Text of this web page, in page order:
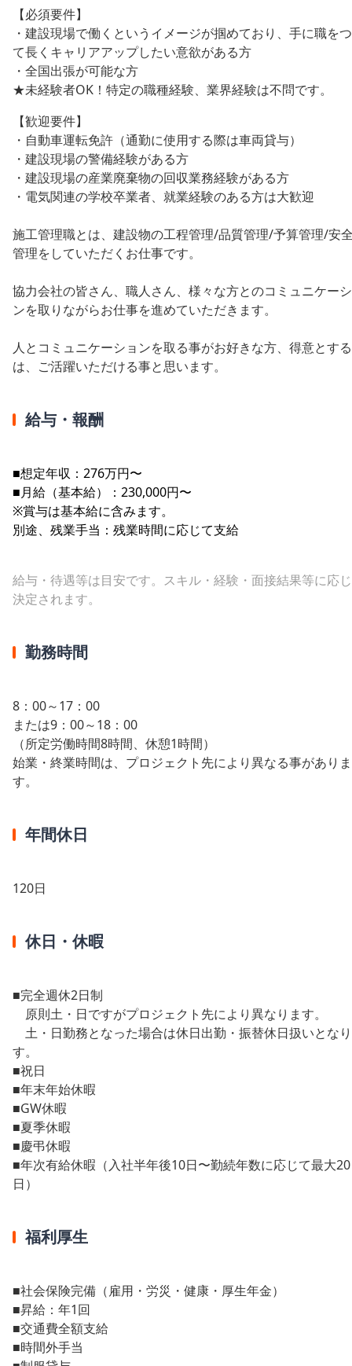
【必須要件】
・建設現場で働くというイメージが掴めており、手に職を
て長くキャリアアップしたい意欲がある方
・全国出張が可能な方
★未経験者OK！特定の職種経験、業界経験は不問です。
【歓迎要件】
・自動車運転免許（通勤に使用する際は車両貸与）
・建設現場の警備経験がある方
・建設現場の産業廃棄物の回収業務経験がある方
・電気関連の学校卒業者、就業経験のある方は大歓迎
施工管理職とは、建設物の工程管理/品質管理/予算管理/安
管理をしていただくお仕事です。
協力会社の皆さん、職人さん、様々な方とのコミュニケー
ンを取りながらお仕事を進めていただきます。
人とコミュニケーションを取る事がお好きな方、得意とす
は、ご活躍いただける事と思います。
給与・報酬
■想定年収：276万円〜
■月給（基本給）：230,000円〜
※賞与は基本給に含みます。
別途、残業手当：残業時間に応じて支給
給与・待遇等は目安です。スキル・経験・面接結果等に応
決定されます。
勤務時間
8：00～17：00
または9：00～18：00
（所定労働時間8時間、休憩1時間）
始業・終業時間は、プロジェクト先により異なる事がありま
す。
年間休日
120日
休日・休暇
■完全週休2日制
原則土・日ですがプロジェクト先により異なります。
土・日勤務となった場合は休日出勤・振替休日扱いとな
す。
■祝日
■年末年始休暇
■GW休暇
■夏季休暇
■慶弔休暇
■年次有給休暇（入社半年後10日〜勤続年数に応じて最大20
日）
福利厚生
■社会保険完備（雇用・労災・健康・厚生年金）
■昇給：年1回
■交通費全額支給
■時間外手当